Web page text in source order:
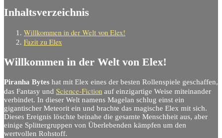
Inhaltsverzeichnis
Willkommen in der Welt von Elex!
Fazit zu Elex
Willkommen in der Welt von Elex!
Piranha Bytes hat mit Elex eines der besten Rollenspiele geschaffen,
das Fantasy und Science-Fiction auf einzigartige Weise miteinander
verbindet. In dieser Welt namens Magelan schlug einst ein
gigantischer Meteorit ein und brachte das magische Elex mit sich.
Dieses Ereignis löschte beinahe die gesamte Menschheit aus, aber
einige Splittergruppen von Überlebenden kämpfen um den
wertvollen Rohstoff.